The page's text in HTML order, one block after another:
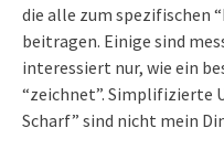
die alle zum spezifischen
beitragen. Einige sind
interessiert nur, wie ein
“zeichnet”. Simplifizierte
Scharf” sind nicht mein